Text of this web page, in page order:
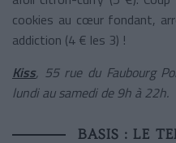
cookies au cœur fondant,
addiction (4 € les 3) !
Kiss, 55 rue du Faubourg
lundi au samedi de 9h à 22h.
BASIS : LE